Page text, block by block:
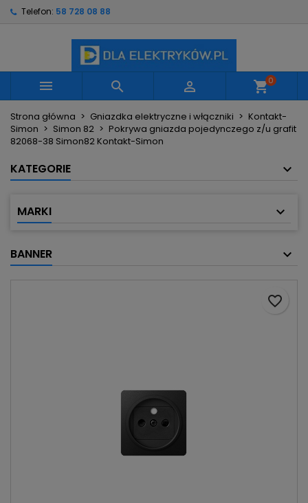
Telefon: 58 728 08 88
   shopping_cart0
Strona główna Gniazdka elektryczne i włączniki
Kontakt-
Simon
Simon 82
Pokrywa gniazda pojedynczego z/u grafit
82068-38 Simon82 Kontakt-Simon
KATEGORIE
MARKI
BANNER
favorite_border
Utwórz nową listę
Nazwa listy życzeń
Anuluj Utwórz listę życzeń
Musisz być zalogowany by zapisać produkty na
swojej liście życzeń.
Anuluj Zaloguj się